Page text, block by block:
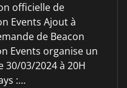
officielle de
Events Ajout à
de Beacon
Events organise un
30/03/2024 à 20H
:…